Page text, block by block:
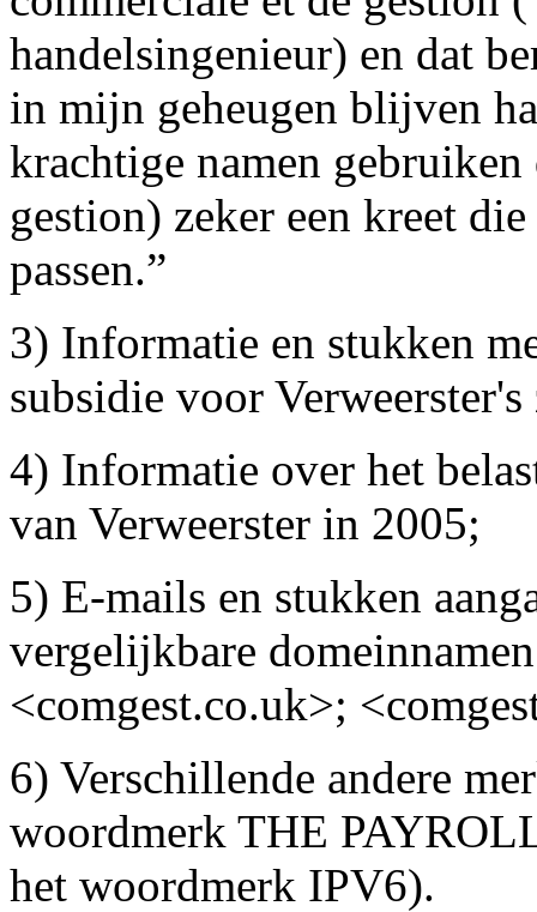
handelsingenieur) en dat
in mijn geheugen blijven
krachtige namen
gestion) zeker een kreet
passen.”
3) Informatie en stukken
subsidie voor
4) Informatie over het
van Verweerster in 2005;
5) E-mails en stukken
vergelijkbare
<comgest.co.uk>;
6) Verschillende andere
woordmerk THE
het woordmerk IPV6).